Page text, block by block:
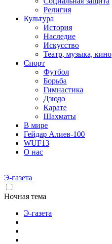
Религия
Культура
История
Наследие
Искусство
Театр, музыка, кино
Спорт
Футбол
Борьба
Гимнастика
Дзюдо
Карате
Шахматы
В мире
Гейдар Алиев-100
WUF13
О нас
Э-газета
Ночная тема
Э-газета